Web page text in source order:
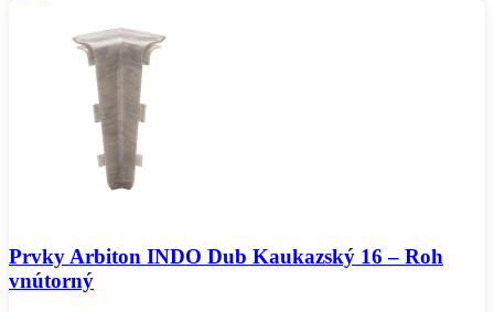
Prvky Arbiton INDO Dub Kaukazský 16 – Roh
vnútorný